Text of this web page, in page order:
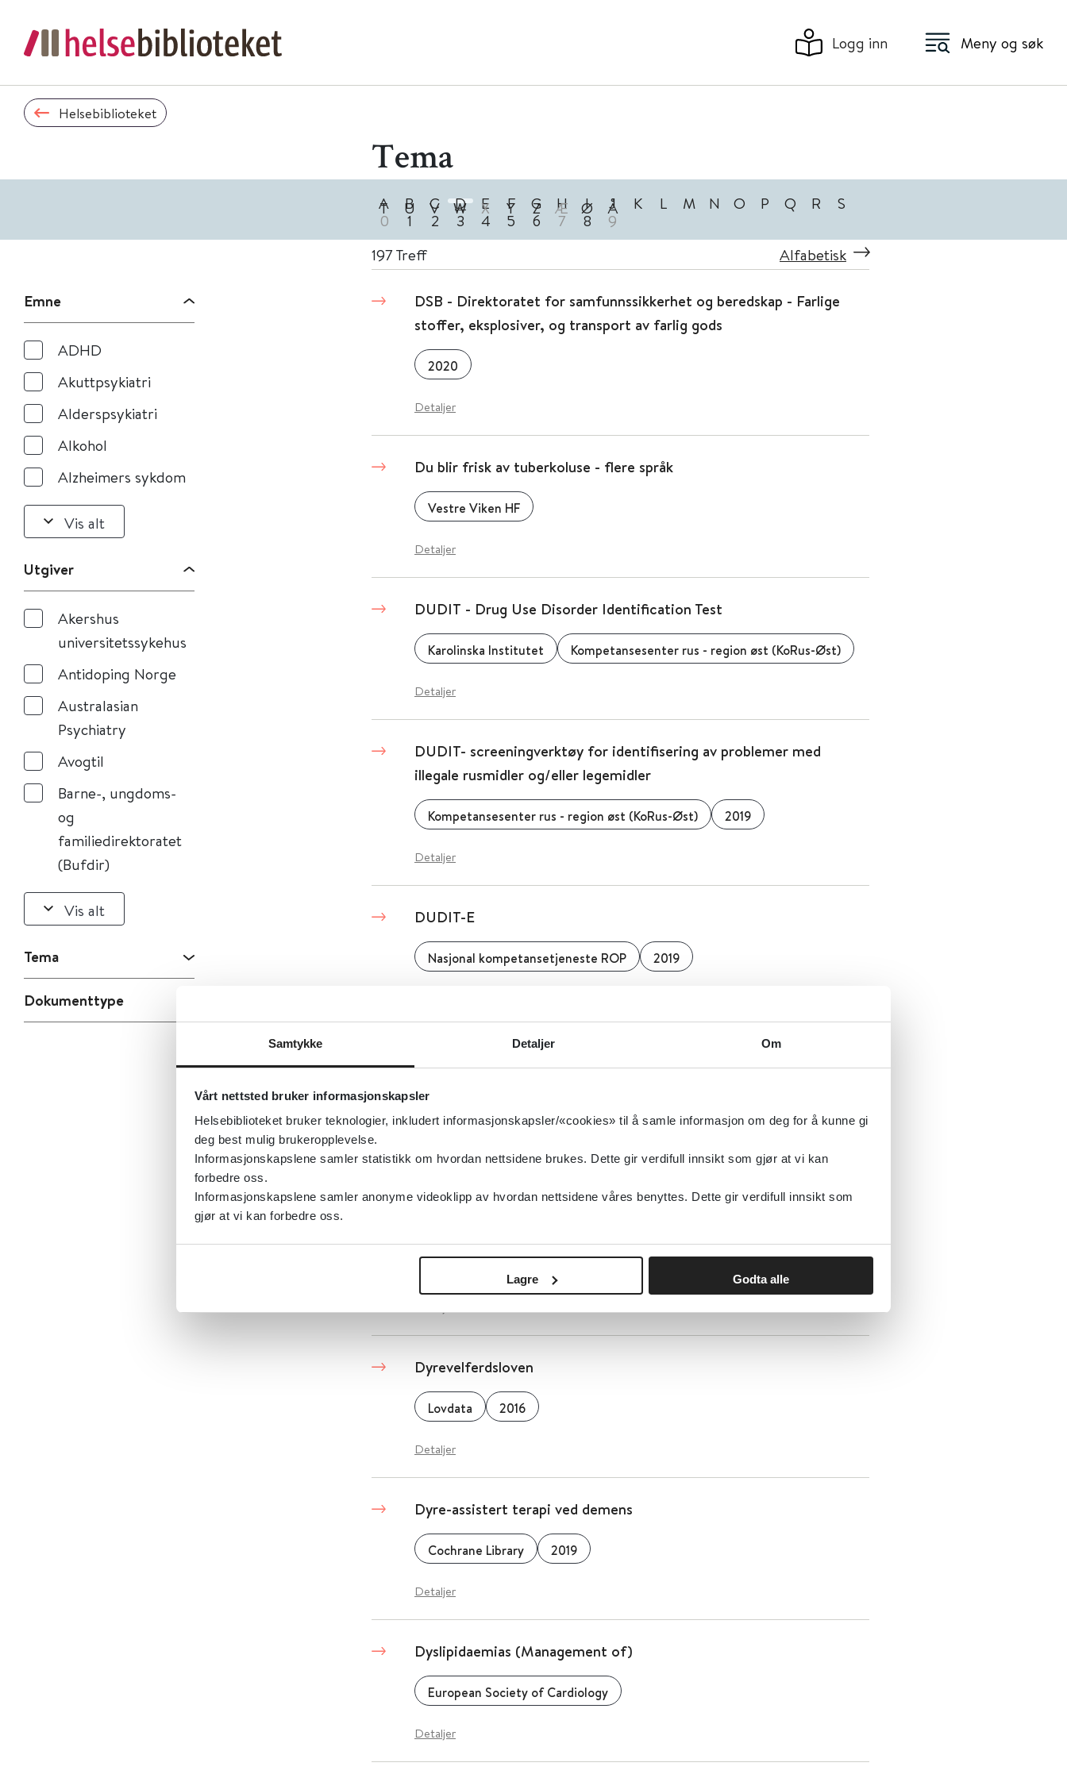
Samtykke Detaljer Om
Vårt nettsted bruker informasjonskapsler
Helsebiblioteket bruker teknologier, inkludert informasjonskapsler/«cookies» til å samle informasjon om deg for å kunne gi
deg best mulig brukeropplevelse.
Informasjonskapslene samler statistikk om hvordan nettsidene brukes. Dette gir verdifull innsikt som gjør at vi kan
forbedre oss.
Informasjonskapslene samler anonyme videoklipp av hvordan nettsidene våres benyttes. Dette gir verdifull innsikt som
gjør at vi kan forbedre oss.
Lagre Godta alle
Logg inn Meny og søk
Helsebiblioteket
Tema
A B C D E F G H I J K L M N O P Q R S
T U V W X Y Z Æ Ø Å
0 1 2 3 4 5 6 7 8 9
Emne
ADHD
Akuttpsykiatri
Alderspsykiatri
Alkohol
Alzheimers sykdom
Vis alt
Utgiver
Akershus
universitetssykehus
Antidoping Norge
Australasian
Psychiatry
Avogtil
Barne-, ungdoms-
og
familiedirektoratet
(Bufdir)
Vis alt
Tema
Dokumenttype
197Treff Alfabetisk
DSB - Direktoratet for samfunnssikkerhet og beredskap - Farlige
stoffer, eksplosiver, og transport av farlig gods
2020
Detaljer
Du blir frisk av tuberkoluse - flere språk
Vestre Viken HF
Detaljer
DUDIT - Drug Use Disorder Identification Test
Karolinska Institutet Kompetansesenter rus - region øst (KoRus-Øst)
Detaljer
DUDIT- screeningverktøy for identifisering av problemer med
illegale rusmidler og/eller legemidler
Kompetansesenter rus - region øst (KoRus-Øst) 2019
Detaljer
DUDIT-E
Nasjonal kompetansetjeneste ROP 2019
2021
Dypdykk i oppsummeringen om atferdsvansker hos barn og unge
Dyrevelferdsloven
Lovdata 2016
Detaljer
Dyre-assistert terapi ved demens
Cochrane Library 2019
Detaljer
Dyslipidaemias (Management of)
European Society of Cardiology
Detaljer